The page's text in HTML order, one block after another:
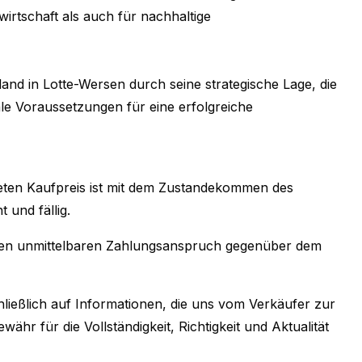
als auch für nachhaltige
in Lotte-Wersen durch seine strategische Lage, die
Voraussetzungen für eine erfolgreiche
Kaufpreis ist mit dem Zustandekommen des
und fällig.
unmittelbaren Zahlungsanspruch gegenüber dem
auf Informationen, die uns vom Verkäufer zur
für die Vollständigkeit, Richtigkeit und Aktualität